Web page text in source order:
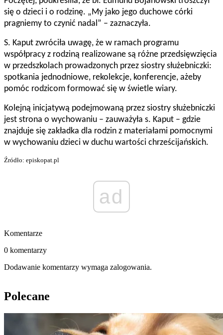
się o dzieci i o rodzinę. „My jako jego duchowe córki
pragniemy to czynić nadal” – zaznaczyła.
S. Kaput zwróciła uwagę, że w ramach programu
współpracy z rodziną realizowane są różne przedsięwzięcia
w przedszkolach prowadzonych przez siostry służebniczki:
spotkania jednodniowe, rekolekcje, konferencje, ażeby
pomóc rodzicom formować się w świetle wiary.
Kolejną inicjatywą podejmowaną przez siostry służebniczki
jest strona o wychowaniu – zauważyła s. Kaput – gdzie
znajduje się zakładka dla rodzin z materiałami pomocnymi
w wychowaniu dzieci w duchu wartości chrześcijańskich.
Źródło: episkopat.pl
ad
Komentarze
0 komentarzy
Dodawanie komentarzy wymaga zalogowania.
Polecane